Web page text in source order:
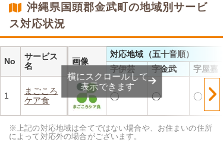
沖縄県国頭郡金武町の地域別サービ
ス対応状況
No
サービス
名
画像
対応地域（五十音順）
字伊芸
字金武 字屋嘉
1
まごころ
ケア食
◯ ◯ ◯
横にスクロールして
表示できます
※上記の対応地域は全てではない場合や、お住まいの住所
によって対応外の場合がございます。